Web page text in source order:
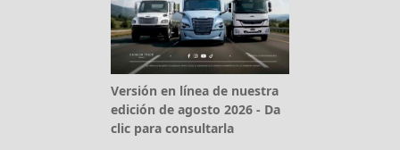
Versión en línea de nuestra
edición de agosto 2026 - Da
clic para consultarla